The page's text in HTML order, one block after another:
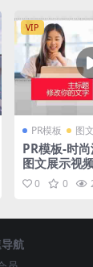
VIP
PR模板 图
PR模板-时
图文展示视
0 0
航